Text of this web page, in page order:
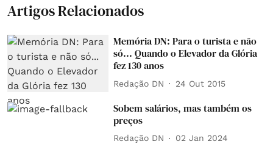
Artigos Relacionados
Memória DN: Para o turista e não
só... Quando o Elevador da Glória
fez 130 anos
Redação DN 24 Out 2015
Sobem salários, mas também os
preços
Redação DN 02 Jan 2024